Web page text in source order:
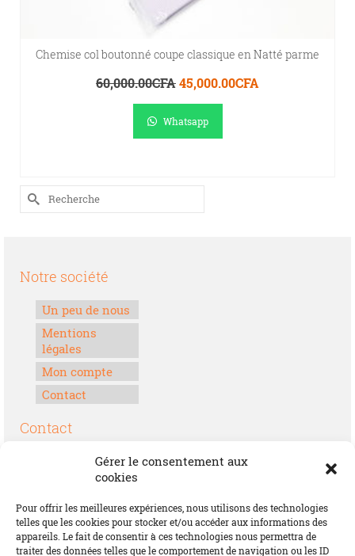
Gérer le consentement aux
cookies
Pour offrir les meilleures expériences, nous utilisons des technologies
telles que les cookies pour stocker et/ou accéder aux informations des
appareils. Le fait de consentir à ces technologies nous permettra de
traiter des données telles que le comportement de navigation ou les ID
Chemise col boutonné coupe classique en Natté parme
60,000.00CFALe
était :
45,000.00CFA
Whatsapp
Rechercher :
Notre société
Un peu de nous
Mentions
légales
Mon compte
Contact
Contact
Boulevard Félix Houphouët-Boigny
contact@offrirdubonheur.com
Blog